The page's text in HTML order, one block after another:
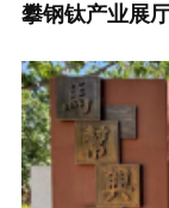
攀钢钛产业展